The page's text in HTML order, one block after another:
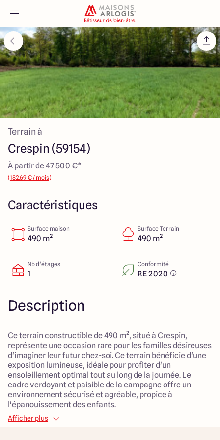
Accueil
Nos maisons
Nos annonces
Votre projet
Qui sommes-nous
Maisons ARLOGIS Nord
Lille - Villeneuve d'Ascq
03 66 72 64 60
Valenciennes - Marly 03 27 45 60 30
4.8
Terrain à
Crespin (59154)
À partir de 47 500 €*
(182.69 € / mois)
Caractéristiques
Surface maison
490 m²
Surface Terrain
490 m²
Nb d’étages
1
Conformité
RE 2020
Description
Ce terrain constructible de 490 m², situé à Crespin,
représente une occasion rare pour les familles désireuses
d'imaginer leur futur chez-soi. Ce terrain bénéficie d'une
exposition lumineuse, idéale pour profiter d'un
ensoleillement optimal tout au long de la journée. Le
cadre verdoyant et paisible de la campagne offre un
environnement sécurisé et agréable, propice à
l'épanouissement des enfants.
Sa situation est particulièrement avantageuse, avec une
Afficher plus